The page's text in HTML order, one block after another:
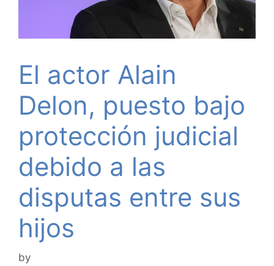
El actor Alain
Delon, puesto bajo
protección judicial
debido a las
disputas entre sus
hijos
by